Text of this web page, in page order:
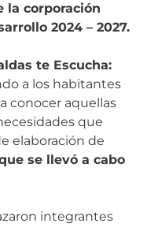
la corporación
2024 – 2027.
te Escucha:
a los habitantes
conocer aquellas
que
elaboración de
se llevó a cabo
integrantes